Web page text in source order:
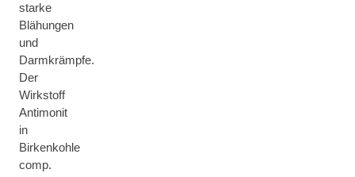
starke
Blähungen
und
Darmkrämpfe.
Der
Wirkstoff
Antimonit
in
Birkenkohle
comp.